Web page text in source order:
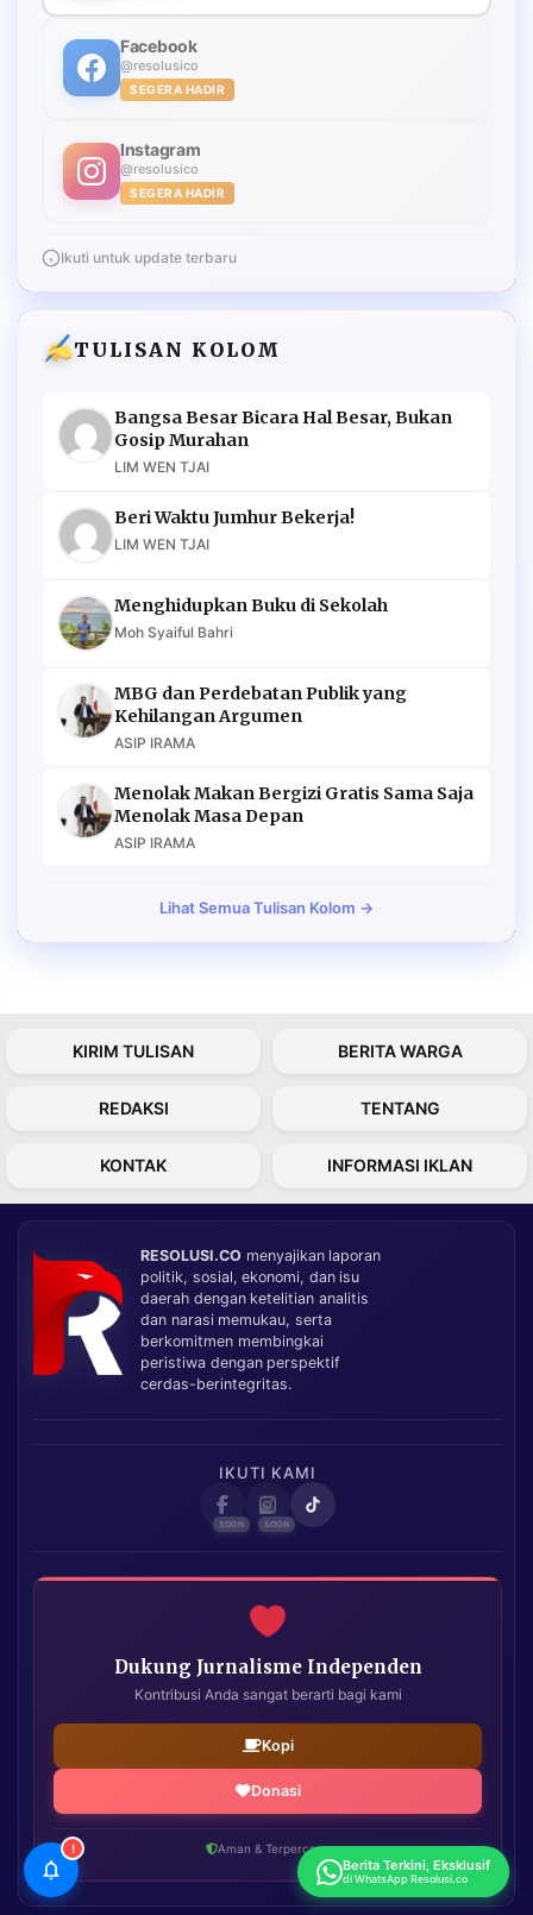
Facebook
@resolusico
SEGERA HADIR
Instagram
@resolusico
SEGERA HADIR
Ikuti untuk update terbaru
TULISAN KOLOM
Bangsa Besar Bicara Hal Besar, Bukan
Gosip Murahan
LIM WEN TJAI
Beri Waktu Jumhur Bekerja!
LIM WEN TJAI
Menghidupkan Buku di Sekolah
Moh Syaiful Bahri
MBG dan Perdebatan Publik yang
Kehilangan Argumen
ASIP IRAMA
Menolak Makan Bergizi Gratis Sama Saja
Menolak Masa Depan
ASIP IRAMA
Lihat Semua Tulisan Kolom →
KIRIM TULISAN BERITA WARGA
REDAKSI TENTANG
KONTAK INFORMASI IKLAN
RESOLUSI.CO menyajikan laporan
politik, sosial, ekonomi, dan isu
daerah dengan ketelitian analitis
dan narasi memukau, serta
berkomitmen membingkai
peristiwa dengan perspektif
cerdas-berintegritas.
IKUTI KAMI
Dukung Jurnalisme Independen
Kontribusi Anda sangat berarti bagi kami
Kopi
Donasi
Aman & Terpercaya
!
Berita Terkini, Eksklusif
di WhatsApp Resolusi.co